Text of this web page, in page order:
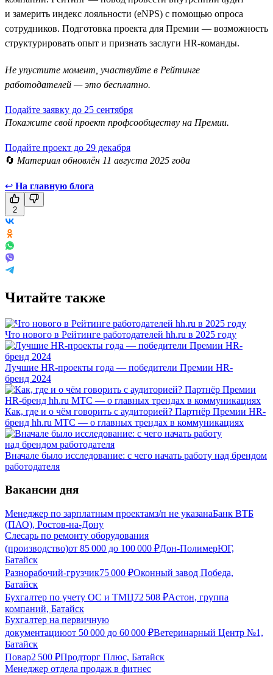
и замерить индекс лояльности (eNPS) с помощью опроса
сотрудников. Подготовка проекта для Премии — возможность
структурировать опыт и признать заслуги HR-команды.
Не упустите момент, участвуйте в Рейтинге
работодателей — это бесплатно.
Подайте заявку до 25 сентября
Покажите свой проект профсообществу на Премии.
Подайте проект до 29 декабря
🔄 Материал обновлён 11 августа 2025 года
↩ На главную блога
2
Читайте также
Что нового в Рейтинге работодателей hh.ru в 2025 году
Лучшие HR-проекты года — победители Премии HR-
бренд 2024
Как, где и о чём говорить с аудиторией? Партнёр Премии HR-
бренд hh.ru МТС — о главных трендах в коммуникациях
Вначале было исследование: с чего начать работу над брендом
работодателя
Вакансии дня
Менеджер по зарплатным проектамз/п не указанаБанк ВТБ
(ПАО), Ростов-на-Дону
Слесарь по ремонту оборудования
(производство)от 85 000 до 100 000 ₽Дон-ПолимерЮГ,
Батайск
Разнорабочий-грузчик75 000 ₽Оконный завод Победа,
Батайск
Бухгалтер по учету ОС и ТМЦ72 508 ₽Астон, группа
компаний, Батайск
Бухгалтер на первичную
документациюот 50 000 до 60 000 ₽Ветеринарный Центр №1,
Батайск
Повар2 500 ₽Продторг Плюс, Батайск
Менеджер отдела продаж в фитнес